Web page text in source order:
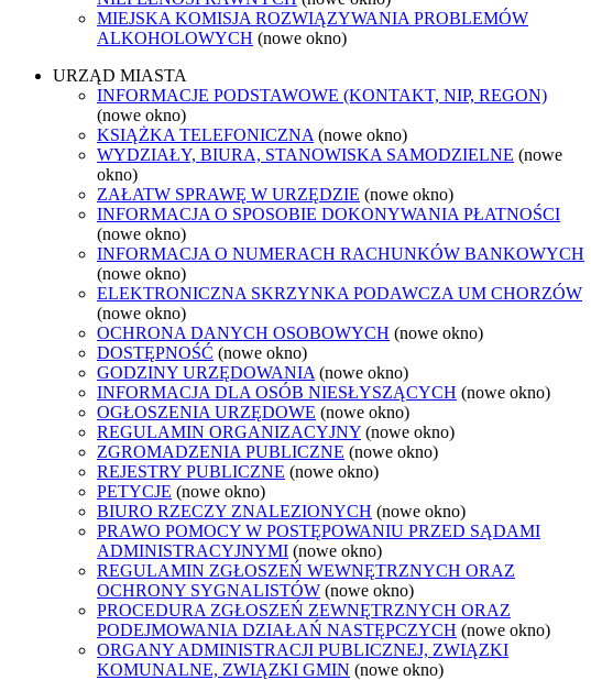
MIEJSKA KOMISJA ROZWIĄZYWANIA PROBLEMÓW
ALKOHOLOWYCH (nowe okno)
URZĄD MIASTA
INFORMACJE PODSTAWOWE (KONTAKT, NIP, REGON)
(nowe okno)
KSIĄŻKA TELEFONICZNA (nowe okno)
WYDZIAŁY, BIURA, STANOWISKA SAMODZIELNE (nowe
okno)
ZAŁATW SPRAWĘ W URZĘDZIE (nowe okno)
INFORMACJA O SPOSOBIE DOKONYWANIA PŁATNOŚCI
(nowe okno)
INFORMACJA O NUMERACH RACHUNKÓW BANKOWYCH
(nowe okno)
ELEKTRONICZNA SKRZYNKA PODAWCZA UM CHORZÓW
(nowe okno)
OCHRONA DANYCH OSOBOWYCH (nowe okno)
DOSTĘPNOŚĆ (nowe okno)
GODZINY URZĘDOWANIA (nowe okno)
INFORMACJA DLA OSÓB NIESŁYSZĄCYCH (nowe okno)
OGŁOSZENIA URZĘDOWE (nowe okno)
REGULAMIN ORGANIZACYJNY (nowe okno)
ZGROMADZENIA PUBLICZNE (nowe okno)
REJESTRY PUBLICZNE (nowe okno)
PETYCJE (nowe okno)
BIURO RZECZY ZNALEZIONYCH (nowe okno)
PRAWO POMOCY W POSTĘPOWANIU PRZED SĄDAMI
ADMINISTRACYJNYMI (nowe okno)
REGULAMIN ZGŁOSZEŃ WEWNĘTRZNYCH ORAZ
OCHRONY SYGNALISTÓW (nowe okno)
PROCEDURA ZGŁOSZEŃ ZEWNĘTRZNYCH ORAZ
PODEJMOWANIA DZIAŁAŃ NASTĘPCZYCH (nowe okno)
ORGANY ADMINISTRACJI PUBLICZNEJ, ZWIĄZKI
KOMUNALNE, ZWIĄZKI GMIN (nowe okno)